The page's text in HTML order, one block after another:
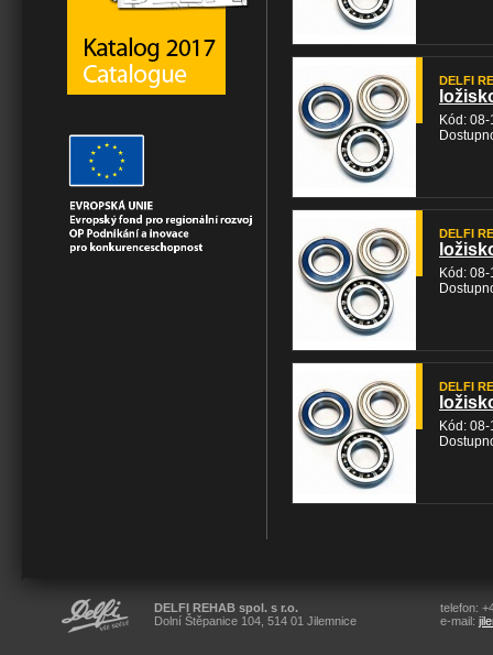
DELFI
Kód:
DELFI
Kód:
DELFI
Kód:
DELFI REHAB spol. s r.o.
Dolní Štěpanice 104, 514 01 Jilemnice
telefon:
e-mail: